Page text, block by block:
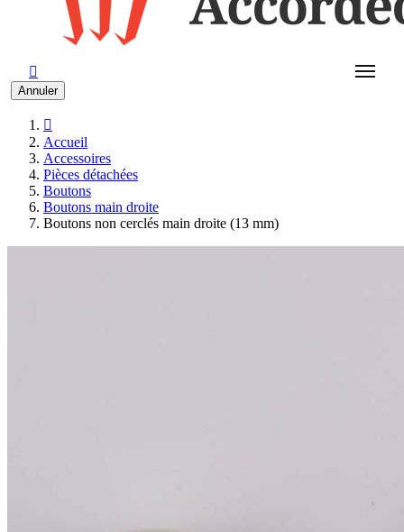

Annuler

Accueil
Accessoires
Pièces détachées
Boutons
Boutons main droite
Boutons non cerclés main droite (13 mm)